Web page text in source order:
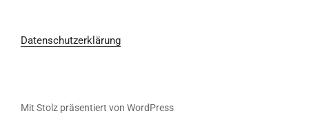
Datenschutzerklärung
Mit Stolz präsentiert von WordPress